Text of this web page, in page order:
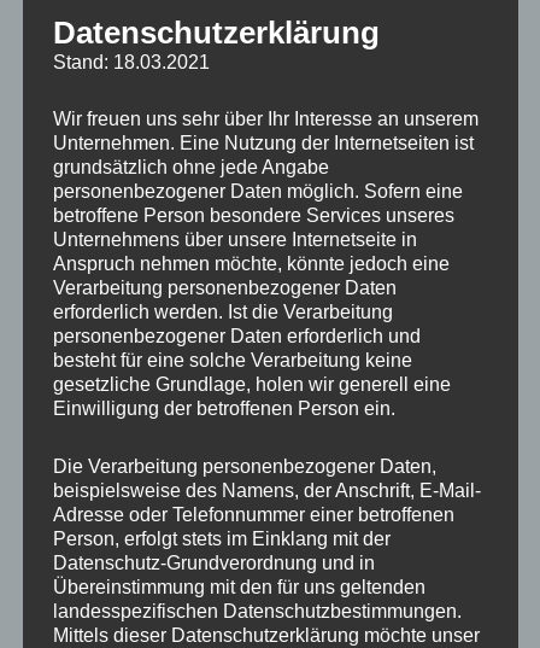
IMG_5235_mL
MP Mario Porten
Beratung
Training
Coaching
Impulsvorträge
Datenschutzerklärung
Stand: 18.03.2021
Wir freuen uns sehr über Ihr Interesse an unserem
Unternehmen. Eine Nutzung der Internetseiten ist
grundsätzlich ohne jede Angabe
personenbezogener Daten möglich. Sofern eine
betroffene Person besondere Services unseres
Unternehmens über unsere Internetseite in
Anspruch nehmen möchte, könnte jedoch eine
Verarbeitung personenbezogener Daten
erforderlich werden. Ist die Verarbeitung
personenbezogener Daten erforderlich und
besteht für eine solche Verarbeitung keine
gesetzliche Grundlage, holen wir generell eine
Einwilligung der betroffenen Person ein.
Die Verarbeitung personenbezogener Daten,
beispielsweise des Namens, der Anschrift, E-Mail-
Adresse oder Telefonnummer einer betroffenen
Person, erfolgt stets im Einklang mit der
Datenschutz-Grundverordnung und in
Übereinstimmung mit den für uns geltenden
landesspezifischen Datenschutzbestimmungen.
Mittels dieser Datenschutzerklärung möchte unser